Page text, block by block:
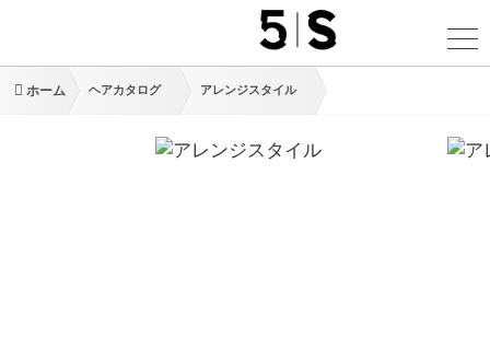
ホーム ヘアカタログ アレンジスタイル